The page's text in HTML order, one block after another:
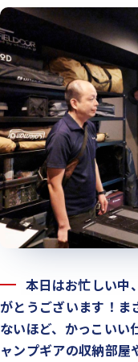
本日はお忙しい中
がとうございます！ま
ないほど、かっこいい
ャンプギアの収納部屋